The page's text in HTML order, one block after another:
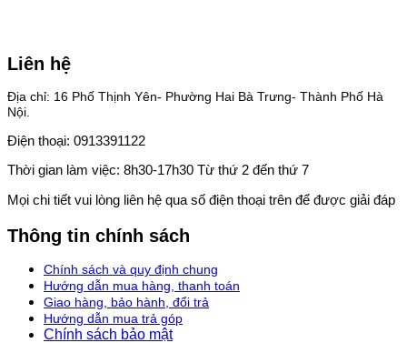
Liên hệ
Địa chỉ: 16 Phố Thịnh Yên- Phường Hai Bà Trưng- Thành Phố Hà
Nội.
Điện thoại: 0913391122
Thời gian làm việc: 8h30-17h30 Từ thứ 2 đến thứ 7
Mọi chi tiết vui lòng liên hệ qua số điện thoại trên để được giải đáp
Thông tin chính sách
Chính sách và quy định chung
Hướng dẫn mua hàng, thanh toán
Giao hàng, bảo hành, đổi trả
Hướng dẫn mua trả góp
Chính sách bảo mật